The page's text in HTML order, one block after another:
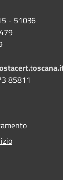
- 51036
85811